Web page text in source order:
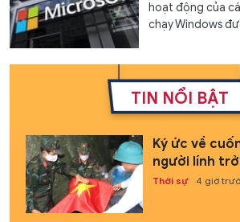
hoạt động của
chạy Windows
TIN NỔI BẬT
Ký ức về
người lính
Thời sự 4 giờ